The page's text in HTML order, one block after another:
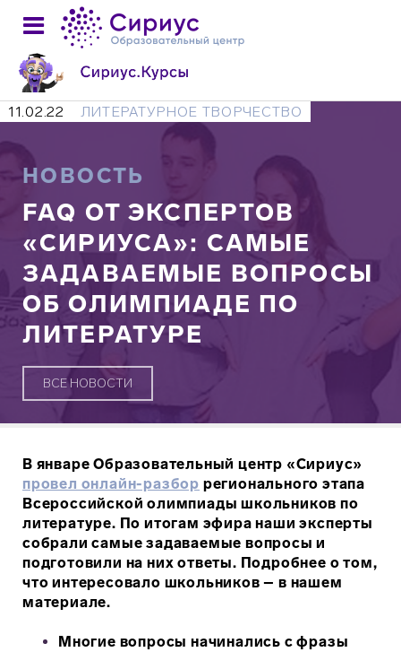
11.02.22 ЛИТЕРАТУРНОЕ ТВОРЧЕСТВО
НОВОСТЬ
FAQ ОТ ЭКСПЕРТОВ
«СИРИУСА»: САМЫЕ
ЗАДАВАЕМЫЕ ВОПРОСЫ
ОБ ОЛИМПИАДЕ ПО
ЛИТЕРАТУРЕ
ВСЕ НОВОСТИ
В январе Образовательный центр «Сириус»
провел онлайн-разбор регионального этапа
Всероссийской олимпиады школьников по
литературе. По итогам эфира наши эксперты
собрали самые задаваемые вопросы и
подготовили на них ответы. Подробнее о том,
что интересовало школьников – в нашем
материале.
Многие вопросы начинались с фразы